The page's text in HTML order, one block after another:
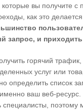
вы получите
как это
запрос, и
горячий
услуг или
определить список
ваш веб-
специалисты,